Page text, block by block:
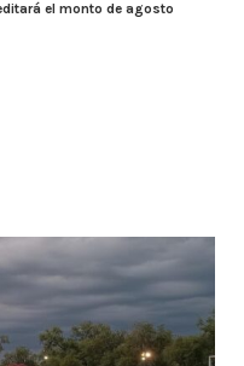
el monto de agosto